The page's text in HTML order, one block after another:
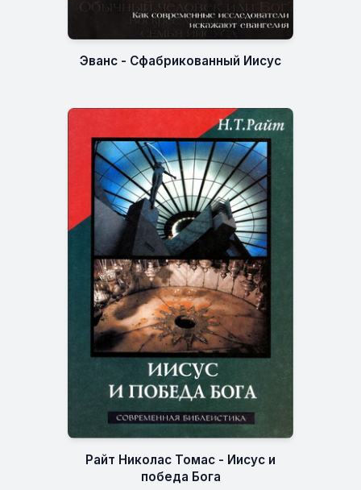
Эванс - Сфабрикованный Иисус
Райт Николас Томас - Иисус и
победа Бога